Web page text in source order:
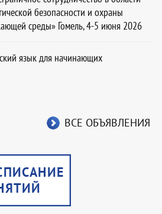
безопасности и охраны
среды» Гомель, 4-5 июня 2026
язык для начинающих
ВСЕ ОБЪЯВЛЕНИЯ